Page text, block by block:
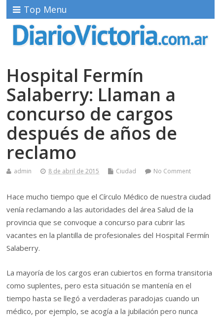
Top Menu
Hospital Fermín
Salaberry: Llaman a
concurso de cargos
después de años de
reclamo
admin 8 de abril de 2015 Ciudad No Comment
Hace mucho tiempo que el Círculo Médico de nuestra ciudad
venía reclamando a las autoridades del área Salud de la
provincia que se convoque a concurso para cubrir las
vacantes en la plantilla de profesionales del Hospital Fermín
Salaberry.
La mayoría de los cargos eran cubiertos en forma transitoria
como suplentes, pero esta situación se mantenía en el
tiempo hasta se llegó a verdaderas paradojas cuando un
médico, por ejemplo, se acogía a la jubilación pero nunca